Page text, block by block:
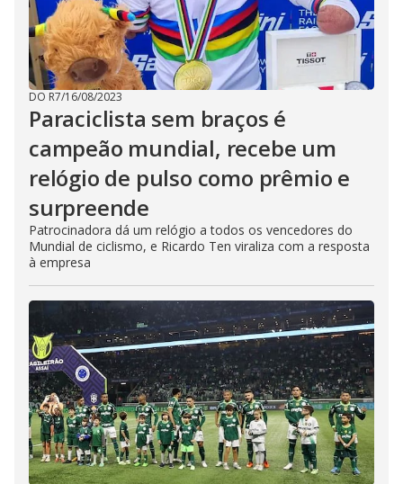
DO R7/16/08/2023
Paraciclista sem braços é
campeão mundial, recebe um
relógio de pulso como prêmio e
surpreende
Patrocinadora dá um relógio a todos os vencedores do
Mundial de ciclismo, e Ricardo Ten viraliza com a resposta
à empresa